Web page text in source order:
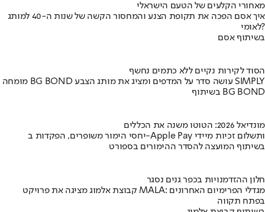
מאחורי הקלעים של הטעם הישראלי
איך אסם הפכה את תקופת הצנע והמחסור הקשה של שנות ה-40 למותג
לאומי?
בשיתוף אסם
הסוד לקירות נקיים ללא כתמים נחשף
מומחה BG BOND עושה סדר על המדפים ומציג את מותג הצבע SIMPLY
בשיתוף BG BOND
מונדיאל 2026: הטוטו משנה את הכללים
יחסי הימור משופרים, הפקדות ב-Apple Pay ותשלום זכיות מיידי
בשיתוף המועצה להסדר ההימורים בספורט
חלון ההזדמנויות בכפר גנים נסגר
קבוצת אלמוג מציגה את פרויקט MALA: מגדלי הפרימיום האחרונים
בפתח תקווה